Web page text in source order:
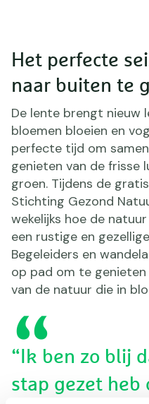
Het perfecte
naar buiten te
De lente brengt nieuw
bloemen bloeien en
perfecte tijd om
genieten van de frisse
groen. Tijdens de
Stichting Gezond
wekelijks hoe de
een rustige en
Begeleiders en
op pad om te genieten
van de natuur die in
“Ik ben zo blij
stap gezet heb